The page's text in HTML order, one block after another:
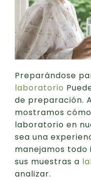
Preparándose
laboratorio
de preparación.
mostramos
laboratorio en
sea una
manejamos
sus muestras a
analizar.